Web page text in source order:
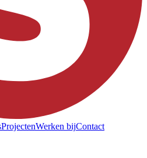
ProjectenWerken bijContact